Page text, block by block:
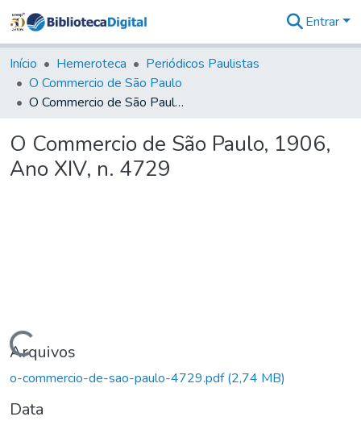
&
Coleções
Tudo na
Biblioteca
Estatísticas
Entrar
Início Hemeroteca
Periódicos Paulistas
O Commercio de São Paulo
O Commercio de São Paulo, 1906, Ano XIV, n. 4729
O Commercio de São Paulo, 1906,
Ano XIV, n. 4729
Carregando...
Arquivos
o-commercio-de-sao-paulo-4729.pdf(2,74 MB)
Data